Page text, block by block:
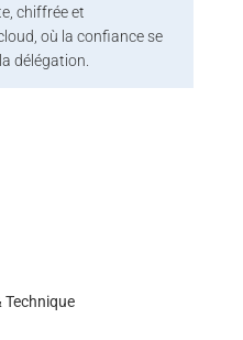
chiffrée et
où la confiance se
délégation.
Technique